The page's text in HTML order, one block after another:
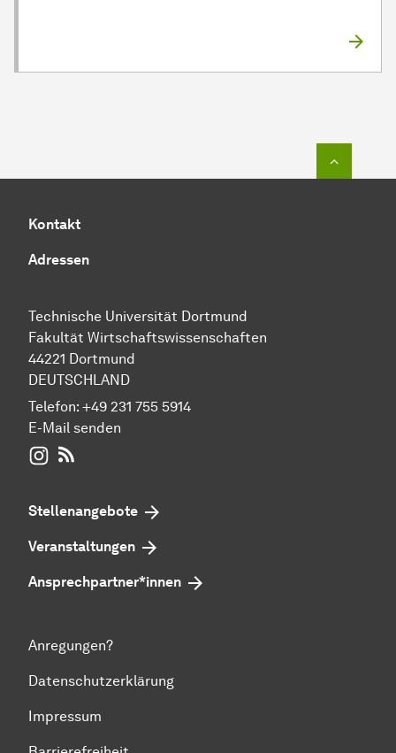
Kontakt
Adressen
Technische Universität Dortmund
Fakultät Wirtschaftswissenschaften
44221 Dortmund
DEUTSCHLAND
Telefon: +49 231 755 5914
E-Mail senden
WIWI auf Instagram
Stellenangebote
Veranstaltungen
Ansprechpartner*innen
Anregungen?
Datenschutzerklärung
Impressum